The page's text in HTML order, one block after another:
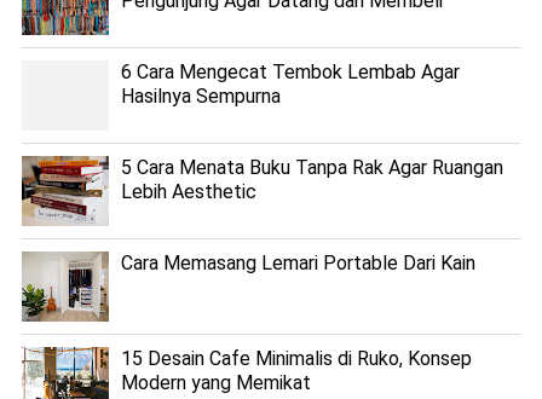
6 Cara Mengecat Tembok Lembab Agar
Hasilnya Sempurna
5 Cara Menata Buku Tanpa Rak Agar Ruangan
Lebih Aesthetic
Cara Memasang Lemari Portable Dari Kain
15 Desain Cafe Minimalis di Ruko, Konsep
Modern yang Memikat